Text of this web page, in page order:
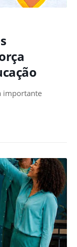
importante